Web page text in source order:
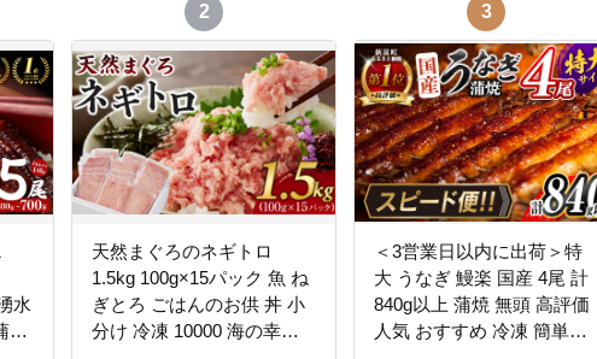
水
焼
2
天然まぐろのネギトロ
1.5kg 100g×15パック 魚 ね
ぎとろ ごはんのお供 丼 小
分け 冷凍 10000 海の幸
3
＜3営業日以内に出荷＞特
大 うなぎ 鰻楽 国産 4尾 計
840g以上 蒲焼 無頭 高評価
人気 おすすめ 冷凍 簡単調